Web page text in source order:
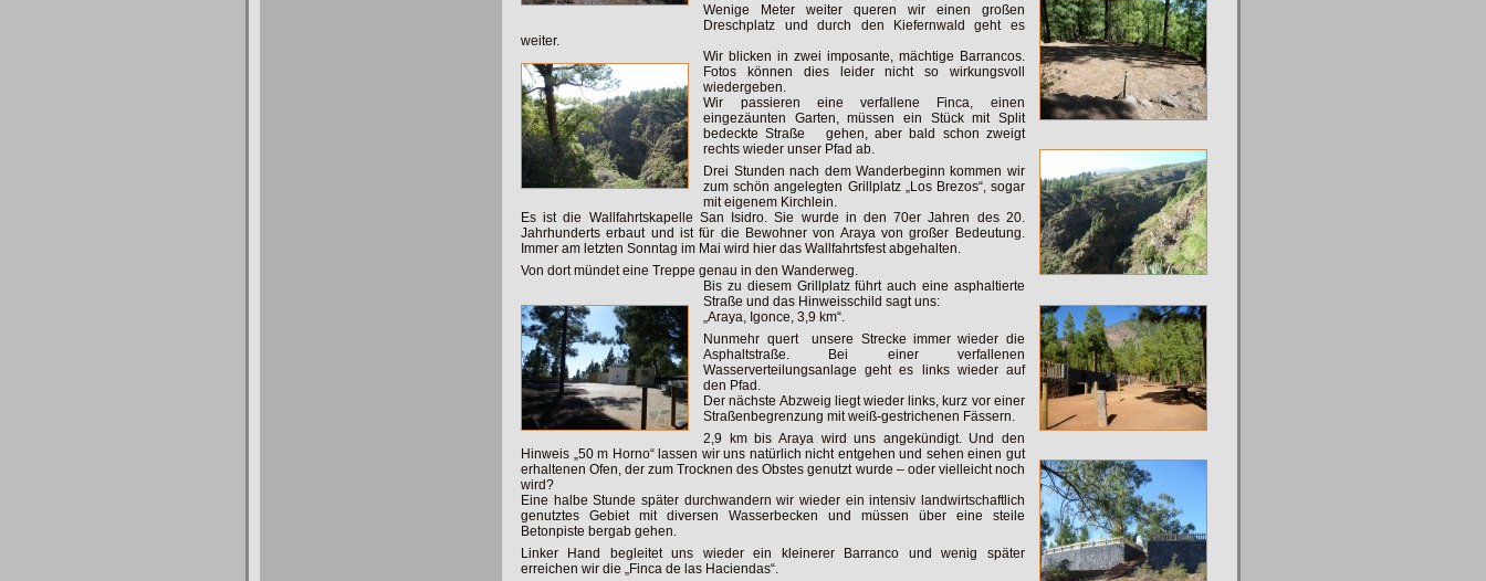
Wenige Meter weiter queren wir einen großen
Dreschplatz und durch den Kiefernwald geht es
weiter.
Wir blicken in zwei imposante, mächtige Barrancos.
Fotos können dies leider nicht so wirkungsvoll
wiedergeben.
Wir passieren eine verfallene Finca, einen
eingezäunten Garten, müssen ein Stück mit Split
bedeckte Straße gehen, aber bald schon zweigt
rechts wieder unser Pfad ab.
Drei Stunden nach dem Wanderbeginn kommen wir
zum schön angelegten Grillplatz „Los Brezos“, sogar
mit eigenem Kirchlein.
Es ist die Wallfahrtskapelle San Isidro. Sie wurde in den 70er Jahren des 20.
Jahrhunderts erbaut und ist für die Bewohner von Araya von großer Bedeutung.
Immer am letzten Sonntag im Mai wird hier das Wallfahrtsfest abgehalten.
Von dort mündet eine Treppe genau in den Wanderweg.
Bis zu diesem Grillplatz führt auch eine asphaltierte
Straße und das Hinweisschild sagt uns:
„Araya, Igonce, 3,9 km“.
Nunmehr quert unsere Strecke immer wieder die
Asphaltstraße. Bei einer verfallenen
Wasserverteilungsanlage geht es links wieder auf
den Pfad.
Der nächste Abzweig liegt wieder links, kurz vor einer
Straßenbegrenzung mit weiß-gestrichenen Fässern.
2,9 km bis Araya wird uns angekündigt. Und den
Hinweis „50 m Horno“ lassen wir uns natürlich nicht entgehen und sehen einen gut
erhaltenen Ofen, der zum Trocknen des Obstes genutzt wurde – oder vielleicht noch
wird?
Eine halbe Stunde später durchwandern wir wieder ein intensiv landwirtschaftlich
genutztes Gebiet mit diversen Wasserbecken und müssen über eine steile
Betonpiste bergab gehen.
Linker Hand begleitet uns wieder ein kleinerer Barranco und wenig später
erreichen wir die „Finca de las Haciendas“.